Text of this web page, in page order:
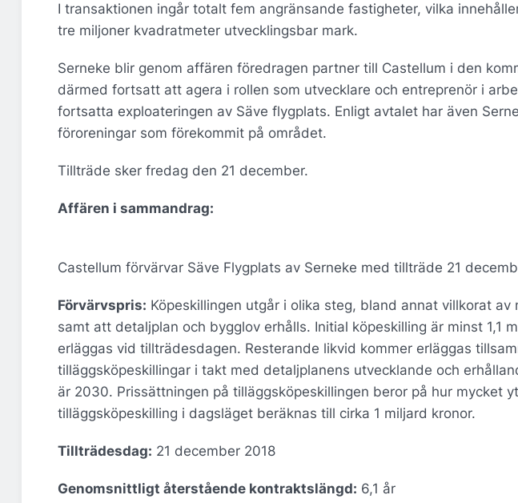
I transaktionen ingår totalt fem angränsande fastigheter, vilka
tre miljoner kvadratmeter utvecklingsbar mark.
Serneke blir genom affären föredragen partner till Castellum i den
därmed fortsatt att agera i rollen som utvecklare och entreprenör i
fortsatta exploateringen av Säve flygplats. Enligt avtalet har även
föroreningar som förekommit på området.
Tillträde sker fredag den 21 december.
Affären i sammandrag:
Castellum förvärvar Säve Flygplats av Serneke med tillträde 21
Förvärvspris: Köpeskillingen utgår i olika steg, bland annat villkorat
samt att detaljplan och bygglov erhålls. Initial köpeskilling är minst 1,1
erläggas vid tillträdesdagen. Resterande likvid kommer erläggas
tilläggsköpeskillingar i takt med detaljplanens utvecklande och
är 2030. Prissättningen på tilläggsköpeskillingen beror på hur mycket
tilläggsköpeskilling i dagsläget beräknas till cirka 1 miljard kronor.
Tillträdesdag: 21 december 2018
Genomsnittligt återstående kontraktslängd: 6,1 år